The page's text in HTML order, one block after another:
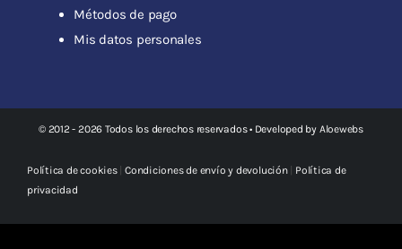
Métodos de pago
Mis datos personales
© 2012 - 2026 Todos los derechos reservados • Developed by Aloewebs
Política de cookies|Condiciones de envío y devolución| Política de
privacidad